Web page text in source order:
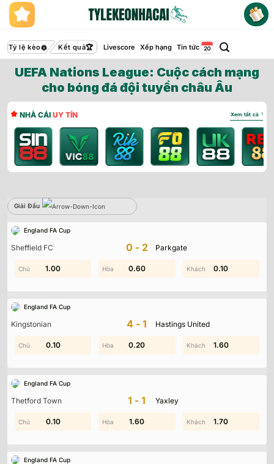
Bỏ
qua
dungTỷ lệ kèo Kết quả Livescore Xếp hạng Tin tức
UEFA Nations League: Cuộc cách mạng
cho bóng đá đội tuyển châu Âu
NHÀ CÁI UY TÍN Xem tất cả
Giải Đấu
England FA Cup
Sheffield FC 0-2 Parkgate
2.00 0.90 1.40
1.00 0.60 0.10
England FA Cup
Kingstonian 4-1 Hastings United
1.30 0.60 1.30
0.10 0.20 1.60
England FA Cup
Thetford Town 1-1 Yaxley
0.60 1.10 0.90
0.10 1.60 1.70
England FA Cup
Sbobet
Không có dữ liệu vui lòng chọn bộ lọc khác